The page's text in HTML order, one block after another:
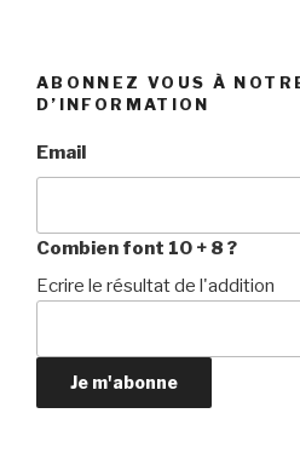
ABONNEZ VOUS À
D’INFORMATION
Email
Combien font 10 + 8 ?
Ecrire le résultat de l'addition
Je m'abonne